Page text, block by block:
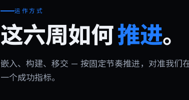
运作方式
这六周如何推进。
嵌入、构建、移交 — 按固定节奏推进，对准我们
一个成功指标。